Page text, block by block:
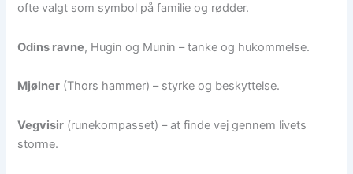
ofte valgt som symbol på familie og rødder.
Odins ravne, Hugin og Munin – tanke og hukommelse.
Mjølner (Thors hammer) – styrke og beskyttelse.
Vegvisir (runekompasset) – at finde vej gennem livets
storme.